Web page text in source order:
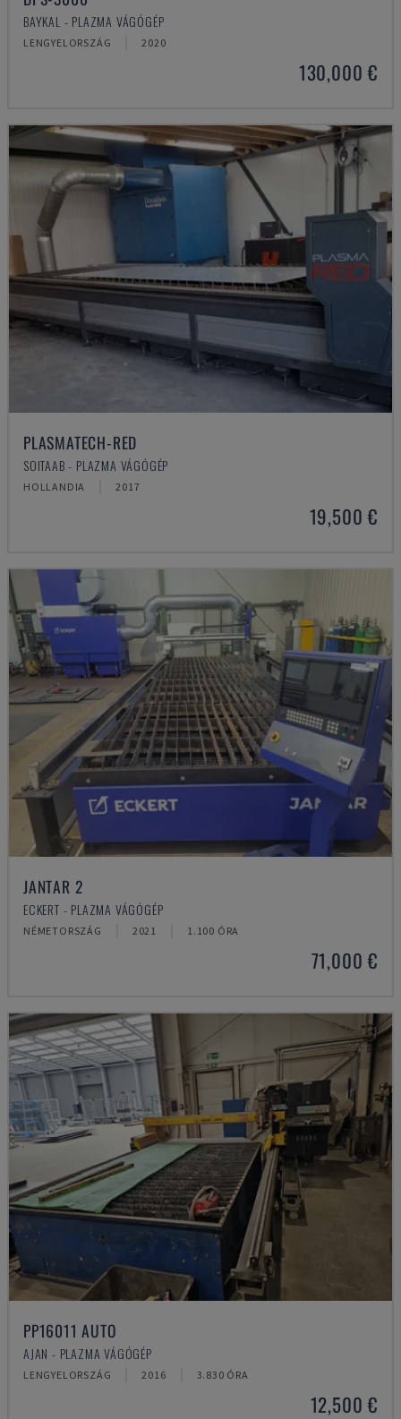
BAYKAL - PLAZMA VÁGÓGÉP
LENGYELORSZÁG 2020
130,000 €
PLASMATECH-RED
SOITAAB - PLAZMA VÁGÓGÉP
HOLLANDIA 2017
19,500 €
JANTAR 2
ECKERT - PLAZMA VÁGÓGÉP
NÉMETORSZÁG 2021 1.100 ÓRA
71,000 €
PP16011 AUTO
AJAN - PLAZMA VÁGÓGÉP
LENGYELORSZÁG 2016 3.830 ÓRA
12,500 €